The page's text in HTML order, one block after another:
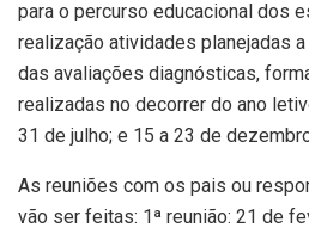
para o percurso educacional dos
realização atividades planejadas
das avaliações diagnósticas,
realizadas no decorrer do ano
31 de julho; e 15 a 23 de
As reuniões com os pais ou
vão ser feitas: 1ª reunião: 21 de